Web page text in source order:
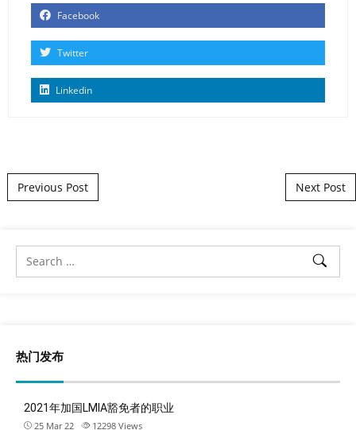
Facebook
Twitter
Linkedin
Post navigation
Previous Post Next Post
热门发布
2021年加国LMIA豁免者的职业
25 Mar 22 12298 Views